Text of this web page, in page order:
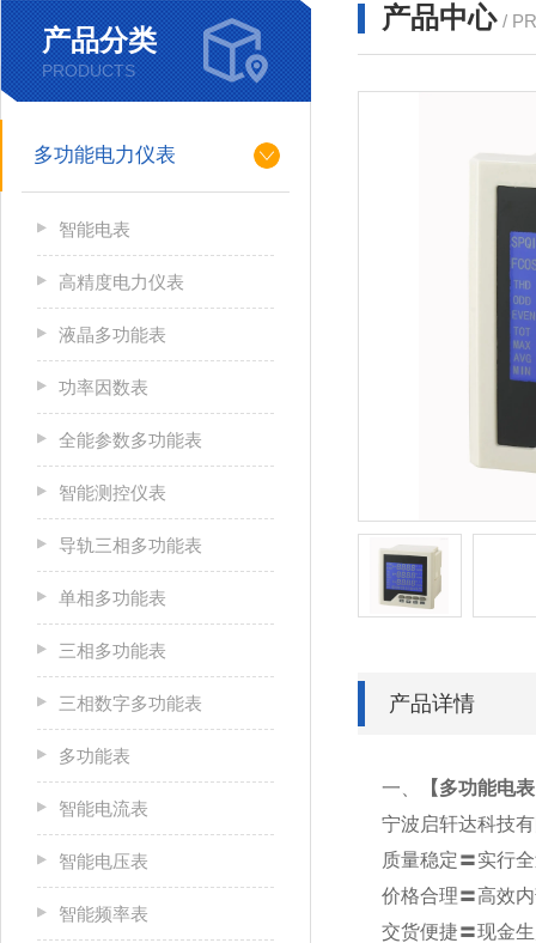
产品分类
PRODUCTS
多功能电力仪表
智能电表
高精度电力仪表
液晶多功能表
功率因数表
全能参数多功能表
智能测控仪表
导轨三相多功能表
单相多功能表
三相多功能表
三相数字多功能表
多功能表
智能电流表
智能电压表
智能频率表
产品中心 /
产品详情
一、 【多功能电
宁波启轩达科技
质量稳定〓实行
价格合理〓高效
交货便捷〓现金